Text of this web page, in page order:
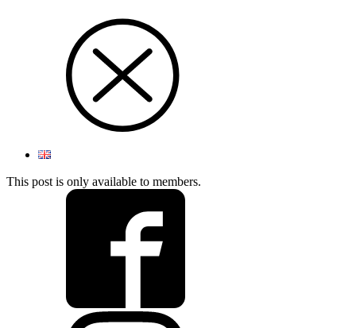
This post is only available to members.